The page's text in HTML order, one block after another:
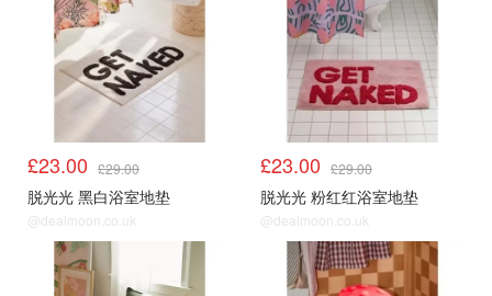
£23.00 £29.00
脱光光 黑白浴室地垫
@dealmoon.co.uk
£23.00 £29.00
脱光光 粉红红浴室地垫
@dealmoon.co.uk